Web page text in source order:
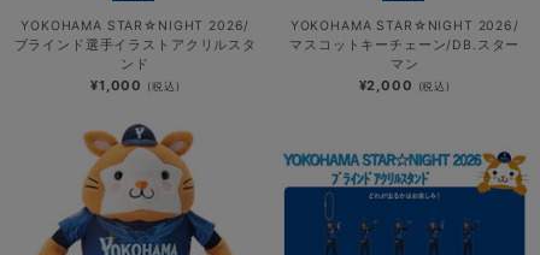
YOKOHAMA STAR☆NIGHT 2026/
ブラインド選手イラストアクリルスタ
ンド
¥1,000 (税込)
YOKOHAMA STAR☆NIGHT 2026/
マスコットキーチェーン/DB.スター
マン
¥2,000 (税込)